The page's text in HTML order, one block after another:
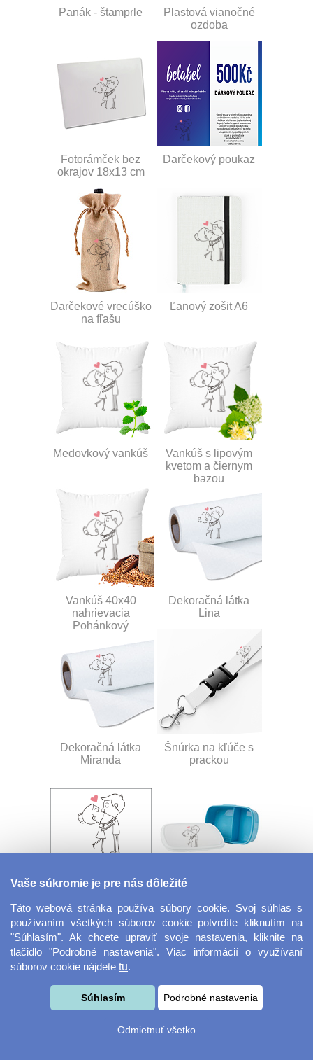
Panák - štamprle
Plastová vianočné
ozdoba
Fotorámček bez
okrajov 18x13 cm
Darčekový poukaz
Darčekové vrecúško
na fľašu
Ľanový zošit A6
Medovkový vankúš
Vankúš s lipovým
kvetom a čiernym
bazou
Vankúš 40x40
nahrievacia
Pohánkový
Dekoračná látka
Lina
Dekoračná látka
Miranda
Šnúrka na kľúče s
prackou
fotografie
Vaše súkromie je pre nás dôležité
Táto webová stránka používa súbory cookie. Svoj súhlas s
používaním všetkých súborov cookie potvrdíte kliknutím na
"Súhlasím". Ak chcete upraviť svoje nastavenia, kliknite na
tlačidlo "Podrobné nastavenia". Viac informácií o využívaní
súborov cookie nájdete tu.
Súhlasím Podrobné nastavenia
Odmietnuť všetko